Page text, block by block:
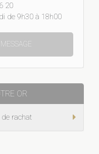
20
de 9h30 à 18h00
OR
de rachat